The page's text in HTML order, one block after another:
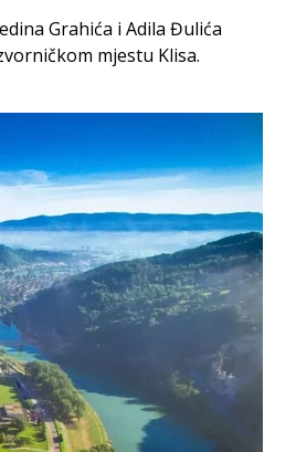
Grahića i Adila Đulića
mjestu Klisa.